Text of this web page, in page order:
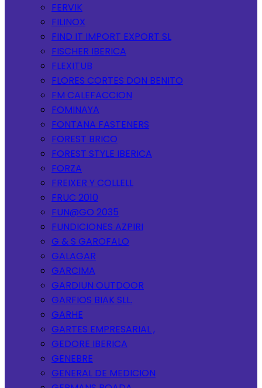
FERVIK
FILINOX
FIND IT IMPORT EXPORT SL
FISCHER IBERICA
FLEXITUB
FLORES CORTES DON BENITO
FM CALEFACCION
FOMINAYA
FONTANA FASTENERS
FOREST BRICO
FOREST STYLE IBERICA
FORZA
FREIXER Y COLLELL
FRUC 2010
FUN@GO 2035
FUNDICIONES AZPIRI
G & S GAROFALO
GALAGAR
GARCIMA
GARDIUN OUTDOOR
GARFIOS BIAK SLL.
GARHE
GARTES EMPRESARIAL ,
GEDORE IBERICA
GENEBRE
GENERAL DE MEDICION